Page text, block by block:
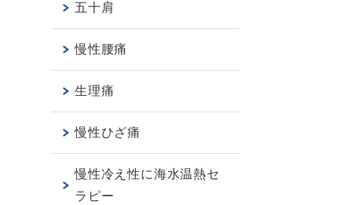
五十肩
慢性腰痛
生理痛
慢性ひざ痛
慢性冷え性に海水温熱セ
ラピー